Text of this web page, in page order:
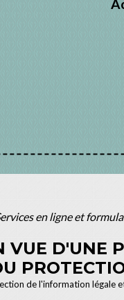
en ligne et
VUE D'UNE
de l'information légale